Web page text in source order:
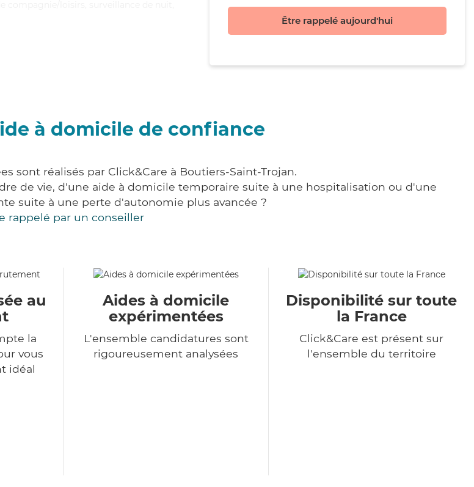
Être rappelé aujourd'hui
à domicile de confiance
sont réalisés par Click&Care à Boutiers-Saint-Trojan.
de vie, d'une aide à domicile temporaire suite à une hospitalisation ou d'une
suite à une perte d'autonomie plus avancée ?
rappelé par un conseiller
au
la
vous
idéal
Aides à domicile
expérimentées
L'ensemble candidatures sont
rigoureusement analysées
Disponibilité sur toute
la France
Click&Care est présent sur
l'ensemble du territoire